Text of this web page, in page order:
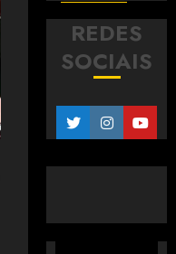
REDES
SOCIAIS